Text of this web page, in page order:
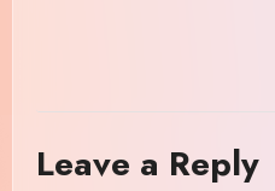
Leave a Reply